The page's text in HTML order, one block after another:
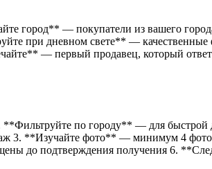
город** — покупатели из вашего
при дневном свете** —
— первый продавец, который
по городу** — для
3. **Изучайте фото** — минимум 4
до подтверждения получения 6.